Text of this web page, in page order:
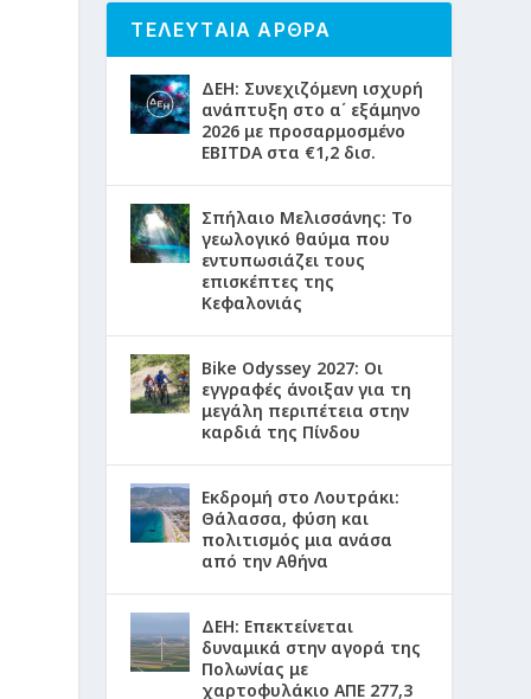
ΤΕΛΕΥΤΑΙΑ ΑΡΘΡΑ
ΔΕΗ: Συνεχιζόμενη ισχυρή
ανάπτυξη στο α΄ εξάμηνο
2026 με προσαρμοσμένο
EBITDA στα €1,2 δισ.
Σπήλαιο Μελισσάνης: Το
γεωλογικό θαύμα που
εντυπωσιάζει τους
επισκέπτες της
Κεφαλονιάς
Bike Odyssey 2027: Οι
εγγραφές άνοιξαν για τη
μεγάλη περιπέτεια στην
καρδιά της Πίνδου
Εκδρομή στο Λουτράκι:
Θάλασσα, φύση και
πολιτισμός μια ανάσα
από την Αθήνα
ΔΕΗ: Επεκτείνεται
δυναμικά στην αγορά της
Πολωνίας με
χαρτοφυλάκιο ΑΠΕ 277,3